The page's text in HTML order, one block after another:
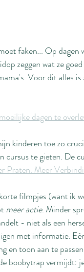
faken... Op
zeggen wat ze
Voor dit alles
dagen te
kinderen toe zo
cursus te gieten. De
Praten. Meer
filmpjes (want ik
meer actie. Minder
- niet als een
met informatie.
en toon aan te
boobytrap vermijdt: